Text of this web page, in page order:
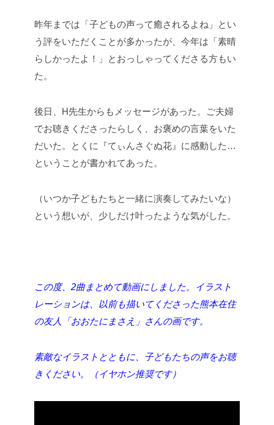
昨年までは「子どもの声って癒されるよね」とい
う評をいただくことが多かったが、今年は「素晴
らしかったよ！」とおっしゃってくださる方もい
た。
後日、H先生からもメッセージがあった。ご夫婦
でお聴きくださったらしく、お褒めの言葉をいた
だいた。とくに『てぃんさぐぬ花』に感動した…
ということが書かれてあった。
（いつか子どもたちと一緒に演奏してみたいな）
という想いが、少しだけ叶ったような気がした。
この度、2曲まとめて動画にしました。イラスト
レーションは、以前も描いてくださった熊本在住
の友人「おおたにまさえ」さんの画です。
素敵なイラストとともに、子どもたちの声をお聴
きください。（イヤホン推奨です）